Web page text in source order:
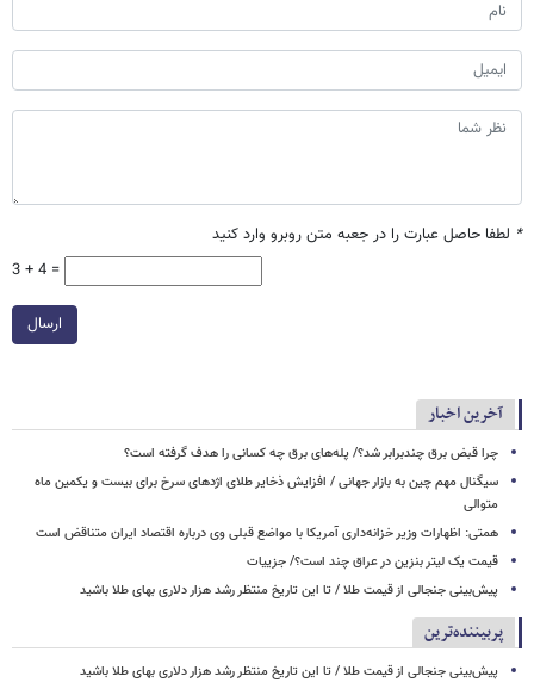
* لطفا حاصل عبارت را در جعبه متن روبرو وارد کنید
3 + 4 =
ارسال
آخرین اخبار
چرا قبض برق چندبرابر شد؟/ پله‌های برق چه کسانی را هدف گرفته است؟
سیگنال‌ مهم چین به بازار جهانی / افزایش ذخایر طلای اژدهای سرخ برای بیست و یکمین ماه
متوالی
همتی: اظهارات وزیر خزانه‌داری آمریکا با مواضع قبلی وی درباره اقتصاد ایران متناقض است
قیمت یک لیتر بنزین در عراق چند است؟/ جزییات
پیش‌بینی جنجالی از قیمت طلا / تا این تاریخ منتظر رشد هزار دلاری بهای طلا باشید
پربیننده‌ترین
پیش‌بینی جنجالی از قیمت طلا / تا این تاریخ منتظر رشد هزار دلاری بهای طلا باشید